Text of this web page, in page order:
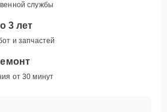
службы
3 лет
и запчастей
от 30 минут